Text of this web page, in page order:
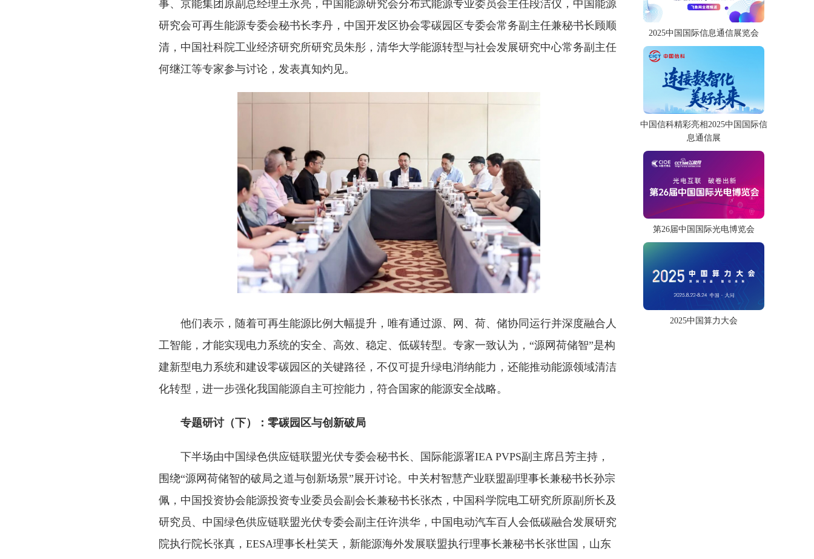
事、京能集团原副总经理王永亮，中国能源研究会分布式能源专业委员会主任段洁仪，中国能源
研究会可再生能源专委会秘书长李丹，中国开发区协会零碳园区专委会常务副主任兼秘书长顾顺
清，中国社科院工业经济研究所研究员朱彤，清华大学能源转型与社会发展研究中心常务副主任
何继江等专家参与讨论，发表真知灼见。
他们表示，随着可再生能源比例大幅提升，唯有通过源、网、荷、储协同运行并深度融合人
工智能，才能实现电力系统的安全、高效、稳定、低碳转型。专家一致认为，“源网荷储智”是构
建新型电力系统和建设零碳园区的关键路径，不仅可提升绿电消纳能力，还能推动能源领域清洁
化转型，进一步强化我国能源自主可控能力，符合国家的能源安全战略。
专题研讨（下）：零碳园区与创新破局
下半场由中国绿色供应链联盟光伏专委会秘书长、国际能源署IEA PVPS副主席吕芳主持，
围绕“源网荷储智的破局之道与创新场景”展开讨论。中关村智慧产业联盟副理事长兼秘书长孙宗
佩，中国投资协会能源投资专业委员会副会长兼秘书长张杰，中国科学院电工研究所原副所长及
研究员、中国绿色供应链联盟光伏专委会副主任许洪华，中国电动汽车百人会低碳融合发展研究
院执行院长张真，EESA理事长杜笑天，新能源海外发展联盟执行理事长兼秘书长张世国，山东
2025中国国际信息通信展览会
中国信科精彩亮相2025中国国际信
息通信展
第26届中国国际光电博览会
2025中国算力大会